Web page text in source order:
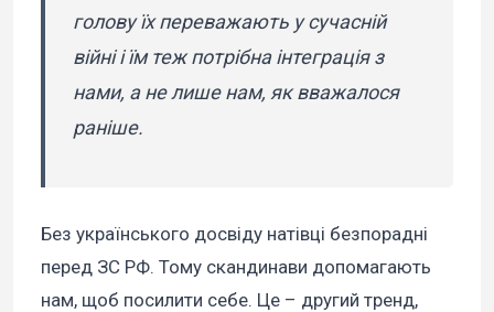
голову їх переважають у сучасній
війні і їм теж потрібна інтеграція з
нами, а не лише нам, як вважалося
раніше.
Без українського досвіду натівці безпорадні
перед ЗС РФ. Тому скандинави допомагають
нам, щоб посилити себе. Це – другий тренд,